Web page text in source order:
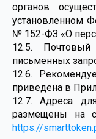
органов
установленном
№ 152-ФЗ «О
12.5.
письменных
12.6.
приведена в
12.7. Адреса
размещены на
https://